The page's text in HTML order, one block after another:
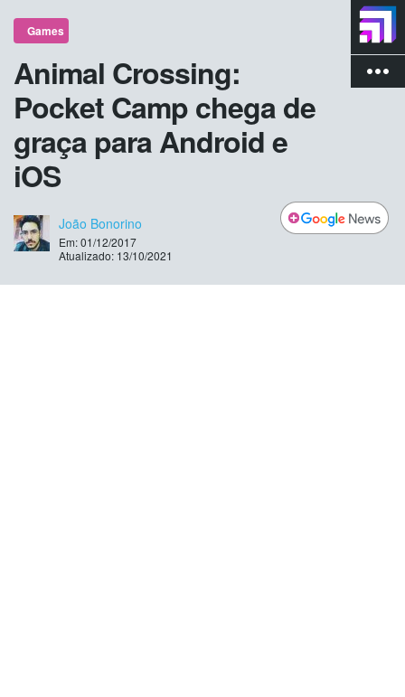
more_vert
Games
Animal Crossing:
Pocket Camp chega de
graça para Android e
iOS
João Bonorino
Em: 01/12/2017
Atualizado: 13/10/2021